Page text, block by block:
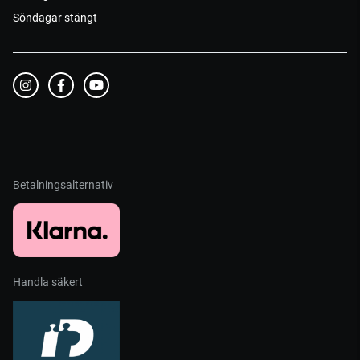
Söndagar stängt
Betalningsalternativ
Handla säkert